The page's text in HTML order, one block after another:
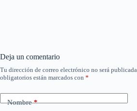
Deja un comentario
Tu dirección de correo electrónico no será publicada.
obligatorios están marcados con *
Nombre*